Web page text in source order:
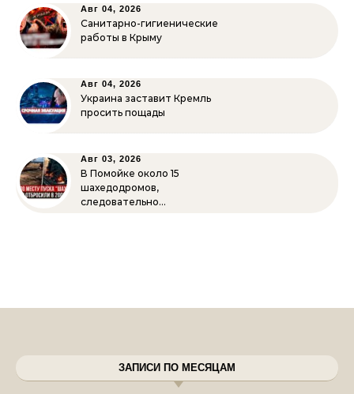
Авг 04, 2026
Санитарно-гигиенические
работы в Крыму
Авг 04, 2026
Украина заставит Кремль
просить пощады
Авг 03, 2026
В Помойке около 15
шахедодромов,
следовательно…
ЗАПИСИ ПО МЕСЯЦАМ